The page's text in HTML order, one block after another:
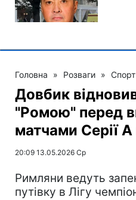
Головна » Розваги » Спорт
Довбик
"Ромою" перед
матчами Серії А
20:09 13.05.2026 Ср
Римляни ведуть
путівку в Лігу